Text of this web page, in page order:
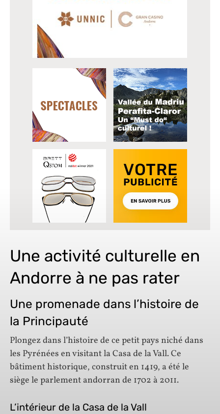
Une activité culturelle en
Andorre à ne pas rater
Une promenade dans l’histoire de
la Principauté
Plongez dans l’histoire de ce petit pays niché dans
les Pyrénées en visitant la Casa de la Vall. Ce
bâtiment historique, construit en 1419, a été le
siège le parlement andorran de 1702 à 2011.
L’intérieur de la Casa de la Vall